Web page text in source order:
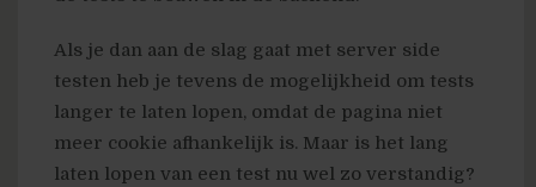
Als je dan aan de slag gaat met server side
testen heb je tevens de mogelijkheid om tests
langer te laten lopen, omdat de pagina niet
meer cookie afhankelijk is. Maar is het lang
laten lopen van een test nu wel zo verstandig?